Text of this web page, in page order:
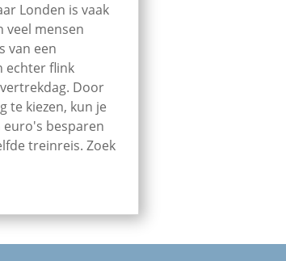
Londen is vaak
veel mensen
van een
echter flink
Door
te kiezen, kun je
besparen
treinreis. Zoek